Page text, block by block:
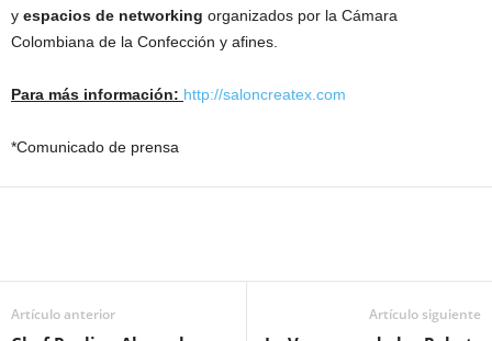
y espacios de networking organizados por la Cámara
Colombiana de la Confección y afines.
Para más información: http://saloncreatex.com
*Comunicado de prensa
Artículo anterior Artículo siguiente